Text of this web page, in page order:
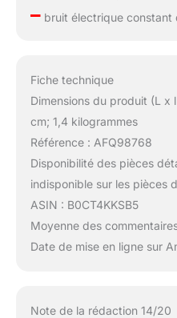
–bruit électrique constant
Fiche technique
Dimensions du produit (L x
cm; 1,4 kilogrammes
Référence : AFQ98768
Disponibilité des pièces
indisponible sur les pièces
ASIN : B0CT4KKSB5
Moyenne des
Date de mise en ligne sur
Note de la rédaction 14/20